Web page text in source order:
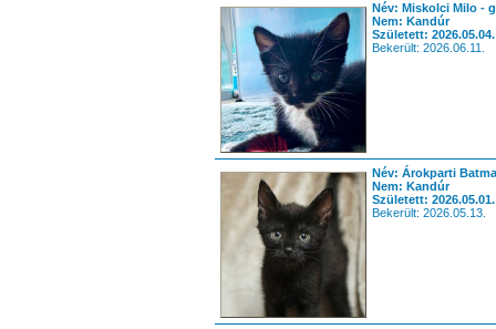
Név: Miskolci Milo -
Nem: Kandúr
Született: 2026.05.04.
Bekerült: 2026.06.11.
Név: Árokparti
Nem: Kandúr
Született: 2026.05.01.
Bekerült: 2026.05.13.